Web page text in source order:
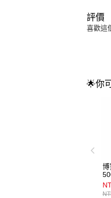
評價
喜歡這
🌟你
博